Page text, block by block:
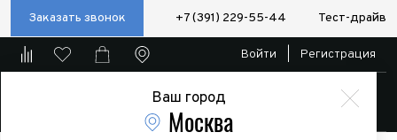
Заказать звонок +7 (391) 229-55-44 Тест-драйв
Ваш город
Москва
Войти Регистрация